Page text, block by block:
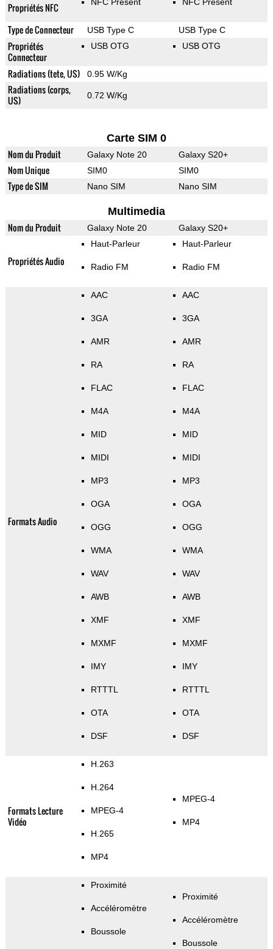
Propriétés NFC
Type de Connecteur USB Type C USB Type C
Propriétés
Connecteur
USB OTG USB OTG
Radiations (tete, US) 0.95 W/Kg
Radiations (corps,
US)
0.72 W/Kg
Carte SIM 0
Nom du Produit Galaxy Note 20 Galaxy S20+
Nom Unique SIM0 SIM0
Type de SIM Nano SIM Nano SIM
Multimedia
Nom du Produit Galaxy Note 20 Galaxy S20+
Propriétés Audio
Haut-Parleur
Radio FM
Haut-Parleur
Radio FM
Formats Audio
AAC
3GA
AMR
RA
FLAC
M4A
MID
MIDI
MP3
OGA
OGG
WMA
WAV
AWB
XMF
MXMF
IMY
RTTTL
OTA
DSF
AAC
3GA
AMR
RA
FLAC
M4A
MID
MIDI
MP3
OGA
OGG
WMA
WAV
AWB
XMF
MXMF
IMY
RTTTL
OTA
DSF
Formats Lecture
Vidéo
H.263
H.264
MPEG-4
H.265
MP4
MPEG-4
MP4
Proximité
Accéléromètre
Boussole
Proximité
Accéléromètre
Boussole